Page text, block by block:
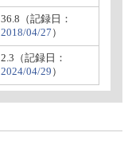
36.8（記録日：
2018/04/27 ）
2.3（記録日：
2024/04/29 ）